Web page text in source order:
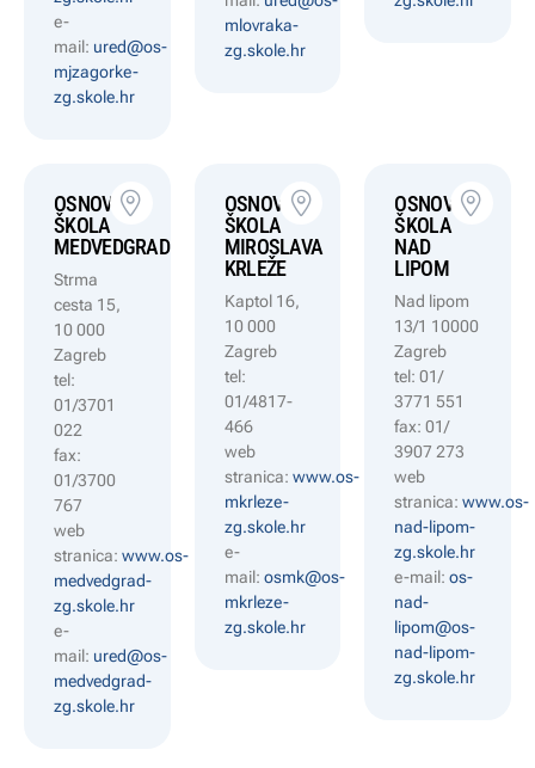
e-
mail: ured@os-
mjzagorke-
zg.skole.hr
mlovraka-
zg.skole.hr
OSNOVNA
ŠKOLA
MEDVEDGRAD
Strma
cesta 15,
10 000
Zagreb
tel:
01/3701
022
fax:
01/3700
767
web
stranica: www.os-
medvedgrad-
zg.skole.hr
e-
mail: ured@os-
medvedgrad-
zg.skole.hr
OSNOVNA
ŠKOLA
MIROSLAVA
KRLEŽE
Kaptol 16,
10 000
Zagreb
tel:
01/4817-
466
web
stranica: www.os-
mkrleze-
zg.skole.hr
e-
mail: osmk@os-
mkrleze-
zg.skole.hr
OSNOVNA
ŠKOLA
NAD
LIPOM
Nad lipom
13/1 10000
Zagreb
tel: 01/
3771 551
fax: 01/
3907 273
web
stranica:www.os-
nad-lipom-
zg.skole.hr
e-mail:os-
nad-
lipom@os-
nad-lipom-
zg.skole.hr